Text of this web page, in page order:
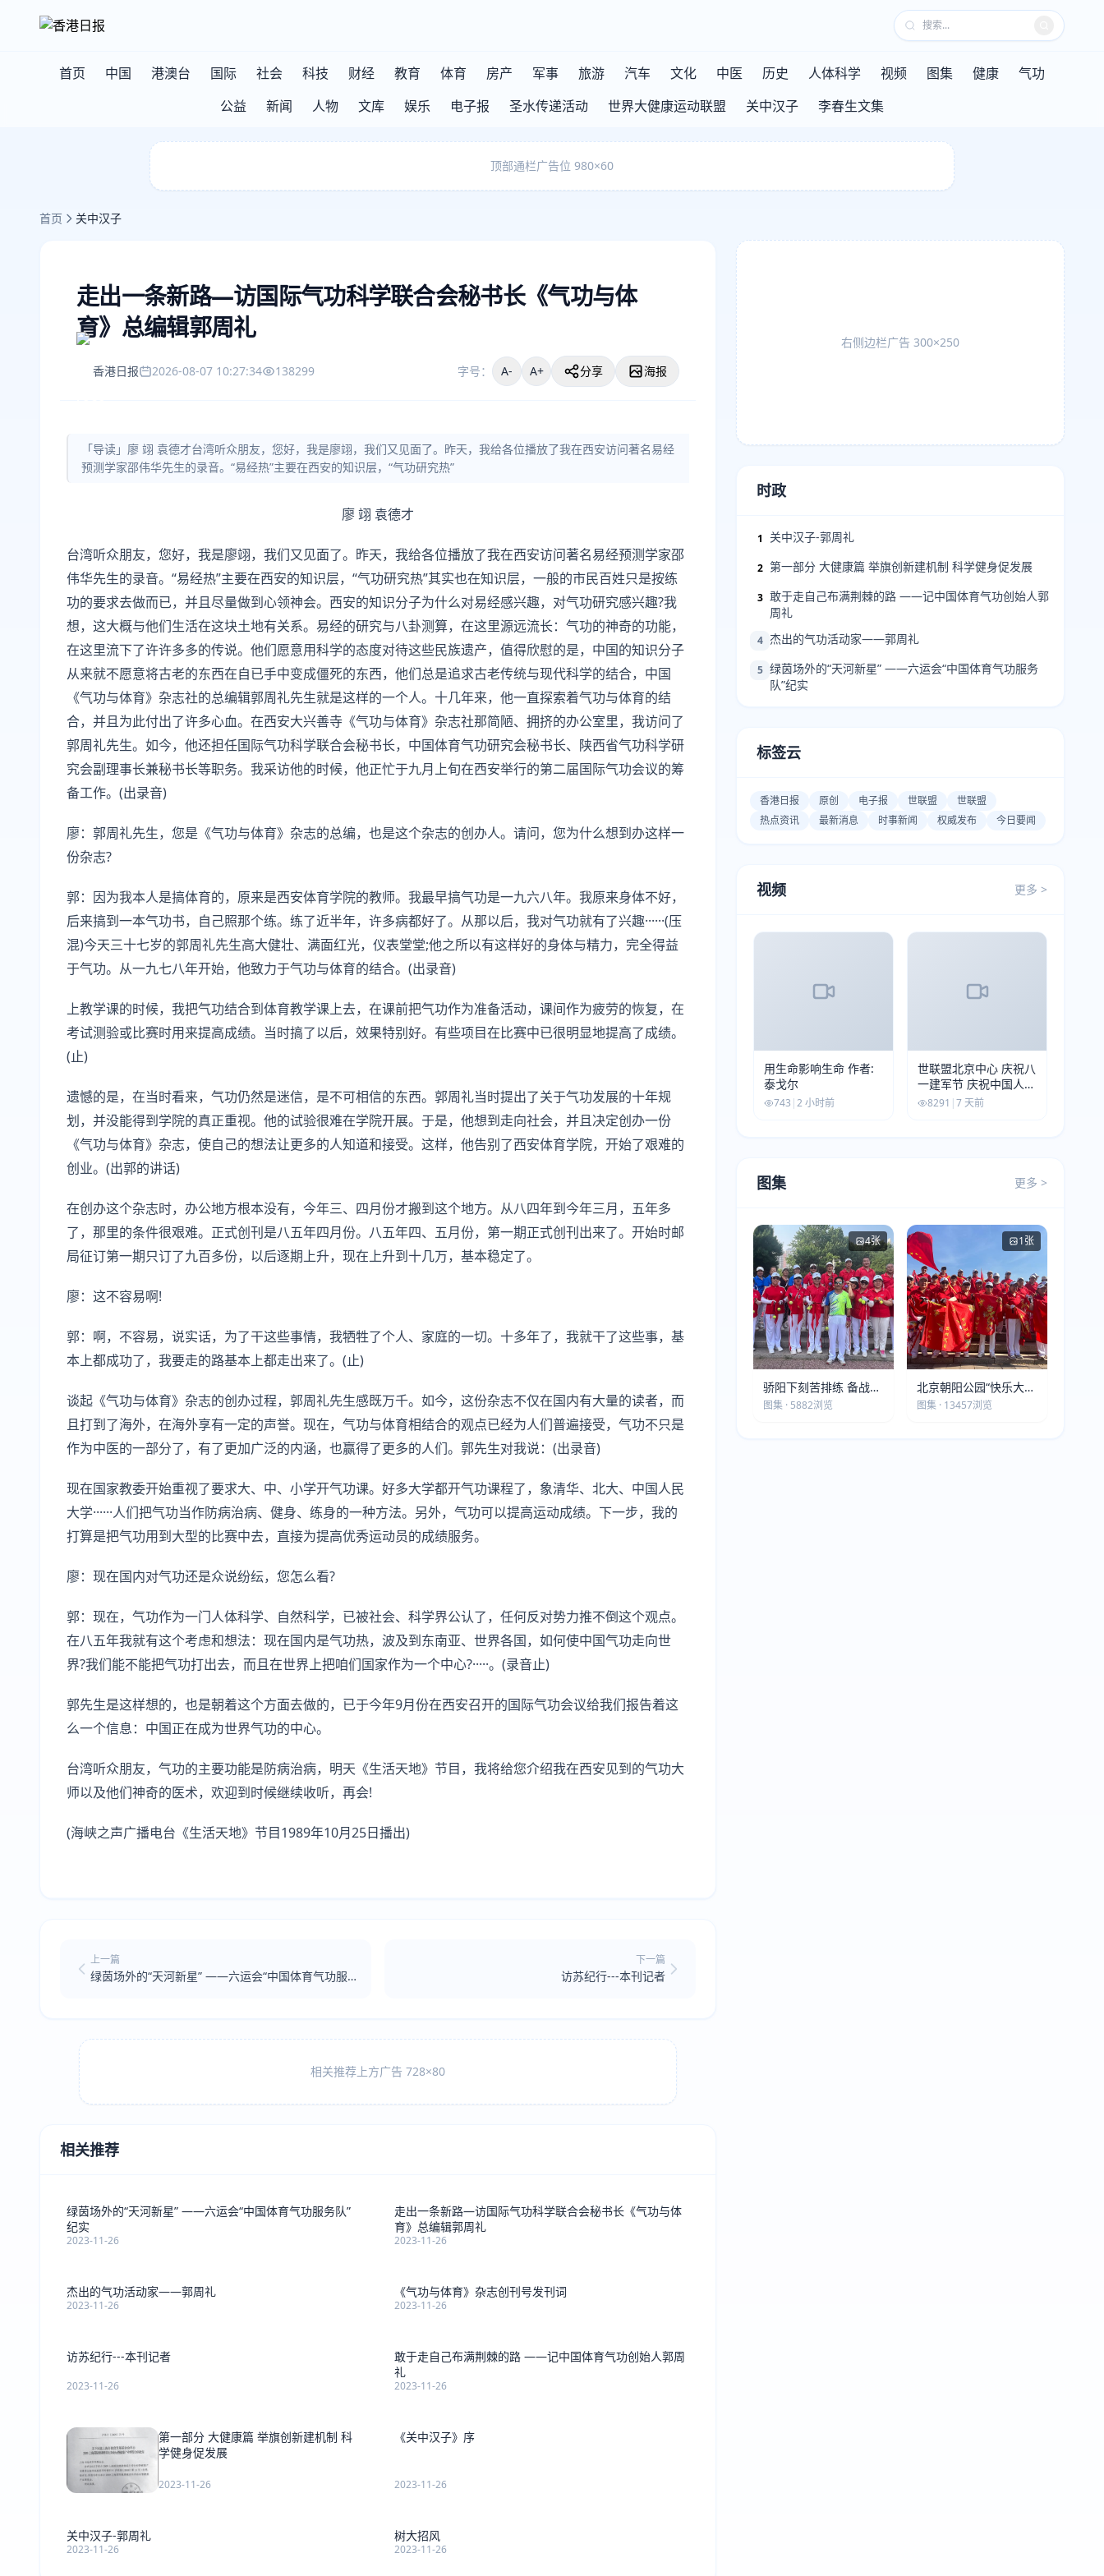
首页 中国 港澳台 国际 社会 科技 财经 教育 体育 房产 军事 旅游 汽车 文化 中医 历史 人体科学 视频 图集 健康
气功
公益
新闻 人物 文库 娱乐 电子报 圣水传递活动 世界大健康运动联盟 关中汉子 李春生文集
顶部通栏广告位 980×60
首页 关中汉子
走出一条新路—访国际气功科学联合会秘书长《气功与体
育》总编辑郭周礼
香港日报 2026-08-07 10:27:34 138299 字号： A- A+ 分享 海报
「导读」廖 翊 袁德才台湾听众朋友，您好，我是廖翊，我们又见面了。昨天，我给各位播放了我在西安访问著名易经
预测学家邵伟华先生的录音。“易经热”主要在西安的知识层，“气功研究热”
廖 翊 袁德才
台湾听众朋友，您好，我是廖翊，我们又见面了。昨天，我给各位播放了我在西安访问著名易经预测学家邵
伟华先生的录音。“易经热”主要在西安的知识层，“气功研究热”其实也在知识层，一般的市民百姓只是按练
功的要求去做而已，并且尽量做到心领神会。西安的知识分子为什么对易经感兴趣，对气功研究感兴趣?我
想，这大概与他们生活在这块土地有关系。易经的研究与八卦测算，在这里源远流长：气功的神奇的功能，
在这里流下了许许多多的传说。他们愿意用科学的态度对待这些民族遗产，值得欣慰的是，中国的知识分子
从来就不愿意将古老的东西在自已手中变成僵死的东西，他们总是追求古老传统与现代科学的结合，中国
《气功与体育》杂志社的总编辑郭周礼先生就是这样的一个人。十几年来，他一直探索着气功与体育的结
合，并且为此付出了许多心血。在西安大兴善寺《气功与体育》杂志社那简陋、拥挤的办公室里，我访问了
郭周礼先生。如今，他还担任国际气功科学联合会秘书长，中国体育气功研究会秘书长、陕西省气功科学研
究会副理事长兼秘书长等职务。我采访他的时候，他正忙于九月上旬在西安举行的第二届国际气功会议的筹
备工作。(出录音)
廖：郭周礼先生，您是《气功与体育》杂志的总编，也是这个杂志的创办人。请问，您为什么想到办这样一
份杂志?
郭：因为我本人是搞体育的，原来是西安体育学院的教师。我最早搞气功是一九六八年。我原来身体不好，
后来搞到一本气功书，自己照那个练。练了近半年，许多病都好了。从那以后，我对气功就有了兴趣······(压
混)今天三十七岁的郭周礼先生高大健壮、满面红光，仪表堂堂;他之所以有这样好的身体与精力，完全得益
于气功。从一九七八年开始，他致力于气功与体育的结合。(出录音)
上教学课的时候，我把气功结合到体育教学课上去，在课前把气功作为准备活动，课间作为疲劳的恢复，在
考试测验或比赛时用来提高成绩。当时搞了以后，效果特别好。有些项目在比赛中已很明显地提高了成绩。
(止)
遗憾的是，在当时看来，气功仍然是迷信，是不可相信的东西。郭周礼当时提出了关于气功发展的十年规
划，并没能得到学院的真正重视。他的试验很难在学院开展。于是，他想到走向社会，并且决定创办一份
《气功与体育》杂志，使自己的想法让更多的人知道和接受。这样，他告别了西安体育学院，开始了艰难的
创业。(出郭的讲话)
在创办这个杂志时，办公地方根本没有，今年三、四月份才搬到这个地方。从八四年到今年三月，五年多
了，那里的条件很艰难。正式创刊是八五年四月份。八五年四、五月份，第一期正式创刊出来了。开始时邮
局征订第一期只订了九百多份，以后逐期上升，现在上升到十几万，基本稳定了。
廖：这不容易啊!
郭：啊，不容易，说实话，为了干这些事情，我牺牲了个人、家庭的一切。十多年了，我就干了这些事，基
本上都成功了，我要走的路基本上都走出来了。(止)
谈起《气功与体育》杂志的创办过程，郭周礼先生感既万千。如今，这份杂志不仅在国内有大量的读者，而
且打到了海外，在海外享有一定的声誉。现在，气功与体育相结合的观点已经为人们普遍接受，气功不只是
作为中医的一部分了，有了更加广泛的内涵，也赢得了更多的人们。郭先生对我说：(出录音)
现在国家教委开始重视了要求大、中、小学开气功课。好多大学都开气功课程了，象清华、北大、中国人民
大学······人们把气功当作防病治病、健身、练身的一种方法。另外，气功可以提高运动成绩。下一步，我的
打算是把气功用到大型的比赛中去，直接为提高优秀运动员的成绩服务。
廖：现在国内对气功还是众说纷纭，您怎么看?
郭：现在，气功作为一门人体科学、自然科学，已被社会、科学界公认了，任何反对势力推不倒这个观点。
在八五年我就有这个考虑和想法：现在国内是气功热，波及到东南亚、世界各国，如何使中国气功走向世
界?我们能不能把气功打出去，而且在世界上把咱们国家作为一个中心?·····。(录音止)
郭先生是这样想的，也是朝着这个方面去做的，已于今年9月份在西安召开的国际气功会议给我们报告着这
么一个信息：中国正在成为世界气功的中心。
台湾听众朋友，气功的主要功能是防病治病，明天《生活天地》节目，我将给您介绍我在西安见到的气功大
师以及他们神奇的医术，欢迎到时候继续收听，再会!
(海峡之声广播电台《生活天地》节目1989年10月25日播出)
上一篇
绿茵场外的“天河新星” ——六运会“中国体育气功服
下一篇
访苏纪行---本刊记者
相关推荐上方广告 728×80
相关推荐
绿茵场外的“天河新星” ——六运会“中国体育气功服务队”
纪实
2023-11-26
走出一条新路—访国际气功科学联合会秘书长《气功与体
育》总编辑郭周礼
2023-11-26
杰出的气功活动家——郭周礼
2023-11-26
《气功与体育》杂志创刊号发刊词
2023-11-26
访苏纪行---本刊记者
2023-11-26
敢于走自己布满荆棘的路 ——记中国体育气功创始人郭周
礼
2023-11-26
第一部分 大健康篇 举旗创新建机制 科
学健身促发展
2023-11-26
《关中汉子》序
2023-11-26
关中汉子-郭周礼
2023-11-26
树大招风
2023-11-26
右侧边栏广告 300×250
时政
1 关中汉子-郭周礼
2 第一部分 大健康篇 举旗创新建机制 科学健身促发展
3 敢于走自己布满荆棘的路 ——记中国体育气功创始人郭
周礼
4 杰出的气功活动家——郭周礼
5 绿茵场外的“天河新星” ——六运会“中国体育气功服务
队”纪实
标签云
香港日报 原创 电子报 世联盟
世联盟
热点资讯
最新消息 时事新闻 权威发布 今日要闻
视频 更多 >
用生命影响生命 作者:
泰戈尔
743 |2 小时前
世联盟北京中心 庆祝八
一建军节 庆祝中国人民
解放军建军99周年
8291 |7 天前
图集 更多 >
4张
骄阳下刻苦排练 备战第
五届莫斯科世界大健康
图集 · 5882浏览
1张
北京朝阳公园“快乐大本
营”建党105周年庆祝活
图集 · 13457浏览